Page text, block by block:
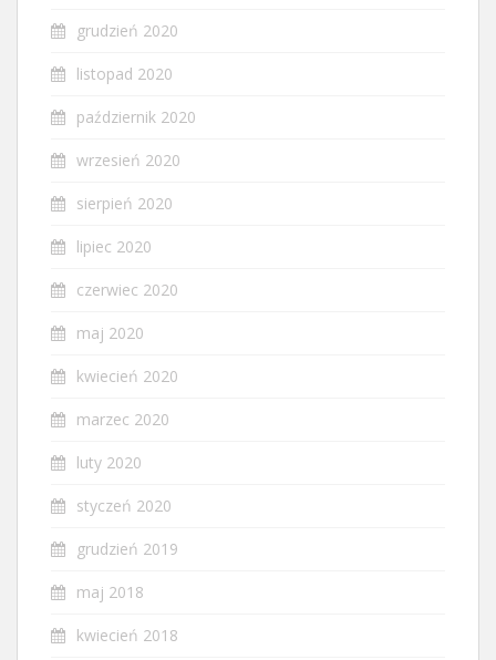
grudzień 2020
listopad 2020
październik 2020
wrzesień 2020
sierpień 2020
lipiec 2020
czerwiec 2020
maj 2020
kwiecień 2020
marzec 2020
luty 2020
styczeń 2020
grudzień 2019
maj 2018
kwiecień 2018